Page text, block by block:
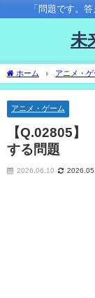
「問題です。
未
ホーム アニメ・ゲ
る問題
アニメ・ゲーム
【Q.02805】
する問題
2026.06.10